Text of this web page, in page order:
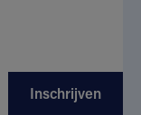
Inschrijven